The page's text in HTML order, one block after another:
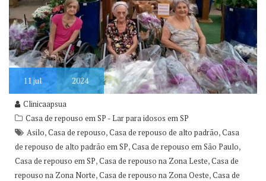
11 jul 2024
Clinicaapsua
Casa de repouso em SP - Lar para idosos em SP
Asilo,Casa de repouso,Casa de repouso de alto padrão,Casa
de repouso de alto padrão em SP,Casa de repouso em São Paulo,
Casa de repouso em SP,Casa de repouso na Zona Leste,Casa de
repouso na Zona Norte,Casa de repouso na Zona Oeste,Casa de